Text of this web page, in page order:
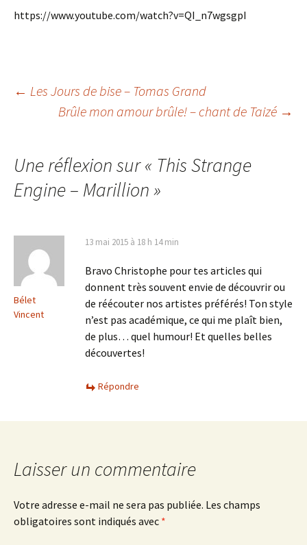
https://www.youtube.com/watch?v=QI_n7wgsgpI
Navigation
articles
← Les Jours de bise – Tomas Grand
Brûle mon amour brûle! – chant de Taizé →
Une réflexion sur « This Strange
Engine – Marillion»
Bélet
Vincent
13 mai 2015 à 18 h 14 min
Bravo Christophe pour tes articles qui
donnent très souvent envie de découvrir ou
de réécouter nos artistes préférés! Ton style
n’est pas académique, ce qui me plaît bien,
de plus… quel humour! Et quelles belles
découvertes!
Répondre
Laisser un commentaire
Votre adresse e-mail ne sera pas publiée. Les champs
obligatoires sont indiqués avec *